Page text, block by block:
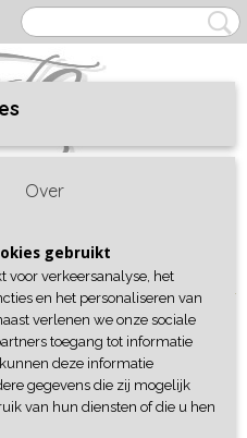
& Jackets> Jeansjacket Strass
Over
gebruikt
voor verkeersanalyse, het
en het personaliseren van
verlenen we onze sociale
toegang tot informatie
deze informatie
gegevens die zij mogelijk
van hun diensten of die u hen